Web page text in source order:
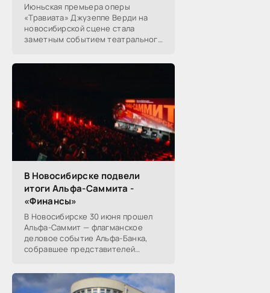
Июньская премьера оперы
«Травиата» Джузеппе Верди на
новосибирской сцене стала
заметным событием театрального
Посетители НОВАТа, с которыми
В Новосибирске подвели
итоги Альфа-Саммита -
«Финансы»
В Новосибирске 30 июня прошел
Альфа-Саммит — флагманское
деловое событие Альфа-Банка,
собравшее представителей
реального, технологического,
финансового и других